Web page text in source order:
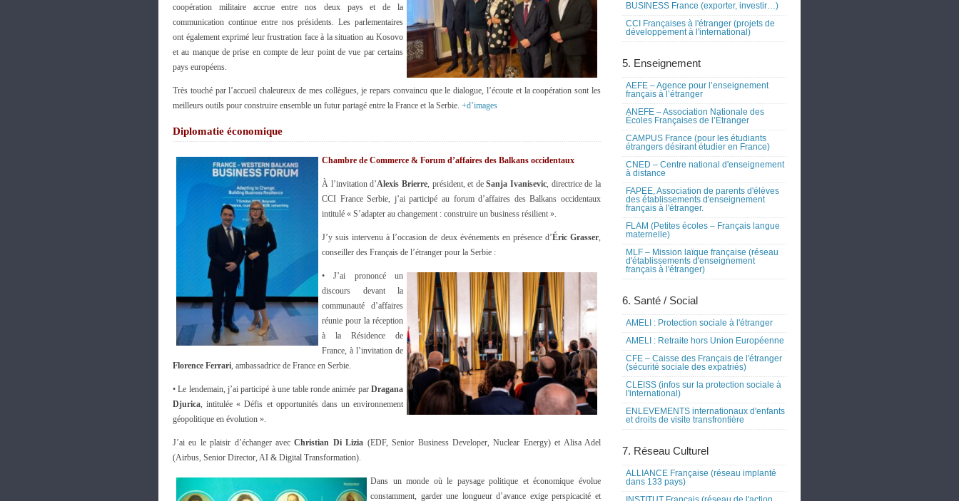
coopération militaire accrue entre nos deux pays et de la
communication continue entre nos présidents. Les parlementaires
ont également exprimé leur frustration face à la situation au Kosovo
et au manque de prise en compte de leur point de vue par certains
pays européens.
Très touché par l’accueil chaleureux de mes collègues, je repars convaincu que le dialogue, l’écoute et la coopération sont les
meilleurs outils pour construire ensemble un futur partagé entre la France et la Serbie. +d’images
Diplomatie économique
Chambre de Commerce & Forum d’affaires des Balkans occidentaux
À l’invitation d’Alexis Brierre, président, et deSanja Ivanisevic, directrice de la
CCI France Serbie, j’ai participé au forum d’affaires des Balkans occidentaux
intitulé « S’adapter au changement : construire un business résilient ».
J’y suis intervenu à l’occasion de deux événements en présence d’Éric Grasser,
conseiller des Français de l’étranger pour la Serbie :
• J’ai prononcé un
discours devant la
communauté d’affaires
réunie pour la réception
à la Résidence de
France, à l’invitation de
Florence Ferrari, ambassadrice de France en Serbie.
• Le lendemain, j’ai participé à une table ronde animée par Dragana
Djurica, intitulée « Défis et opportunités dans un environnement
géopolitique en évolution ».
J’ai eu le plaisir d’échanger avecChristian Di Lizia (EDF, Senior Business Developer, Nuclear Energy) et Alisa Adel
(Airbus, Senior Director, AI & Digital Transformation).
Dans un monde où le paysage politique et économique évolue
constamment, garder une longueur d’avance exige perspicacité et
BUSINESS France (exporter, investir…)
CCI Françaises à l'étranger (projets de
développement à l'international)
5. Enseignement
AEFE – Agence pour l’enseignement
français à l’étranger
ANEFE – Association Nationale des
Écoles Françaises de l’Étranger
CAMPUS France (pour les étudiants
étrangers désirant étudier en France)
CNED – Centre national d'enseignement
à distance
FAPEE, Association de parents d'élèves
des établissements d'enseignement
français à l'étranger.
FLAM (Petites écoles – Français langue
maternelle)
MLF – Mission laïque française (réseau
d'établissements d'enseignement
français à l'étranger)
6. Santé / Social
AMELI : Protection sociale à l'étranger
AMELI : Retraite hors Union Européenne
CFE – Caisse des Français de l'étranger
(sécurité sociale des expatriés)
CLEISS (infos sur la protection sociale à
l'international)
ENLEVEMENTS internationaux d'enfants
et droits de visite transfrontière
7. Réseau Culturel
ALLIANCE Française (réseau implanté
dans 133 pays)